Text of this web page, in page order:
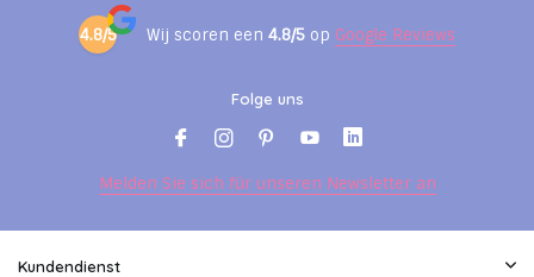
4.8/5 Wij scoren een 4.8/5 op Google Reviews
Folge uns
Melden Sie sich für unseren Newsletter an
Kundendienst